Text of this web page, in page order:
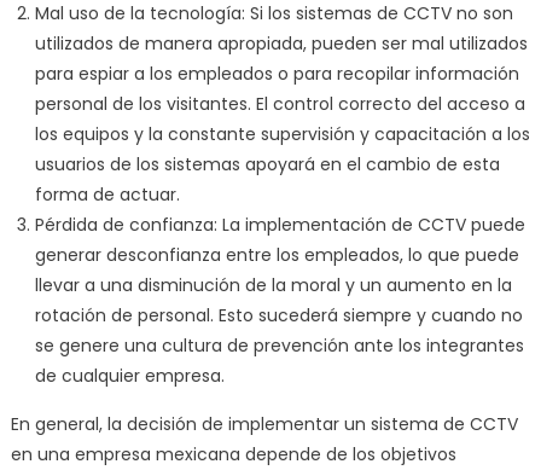
Mal uso de la tecnología: Si los sistemas de CCTV no son
utilizados de manera apropiada, pueden ser mal utilizados
para espiar a los empleados o para recopilar información
personal de los visitantes. El control correcto del acceso a
los equipos y la constante supervisión y capacitación a los
usuarios de los sistemas apoyará en el cambio de esta
forma de actuar.
Pérdida de confianza: La implementación de CCTV puede
generar desconfianza entre los empleados, lo que puede
llevar a una disminución de la moral y un aumento en la
rotación de personal. Esto sucederá siempre y cuando no
se genere una cultura de prevención ante los integrantes
de cualquier empresa.
En general, la decisión de implementar un sistema de CCTV
en una empresa mexicana depende de los objetivos